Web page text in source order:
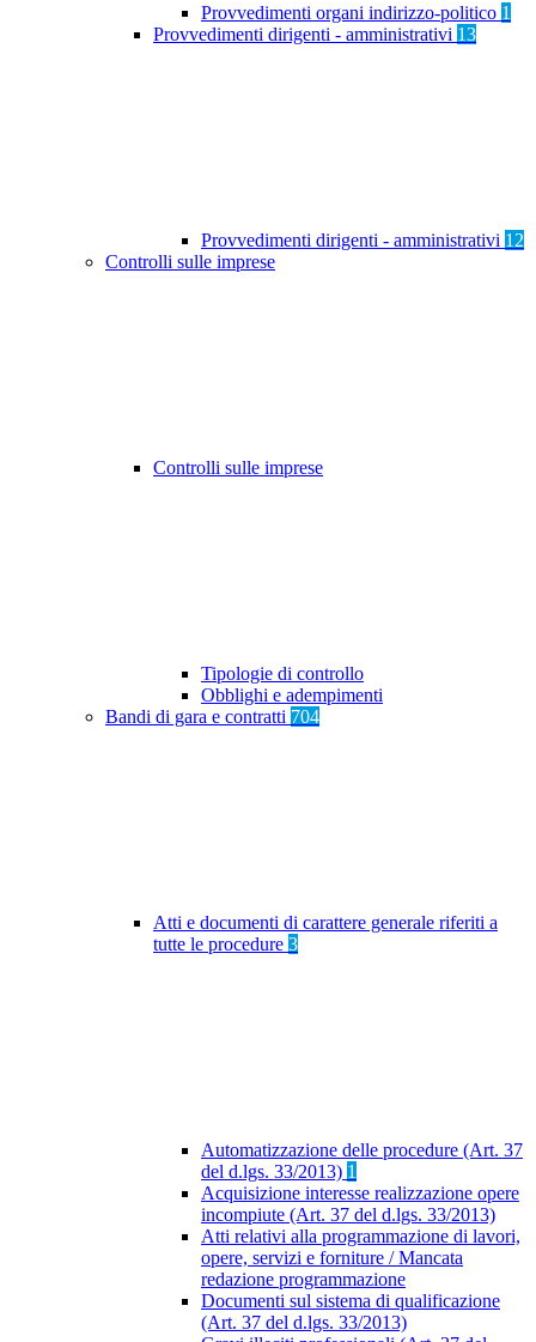
Provvedimenti organi indirizzo-politico 1
Provvedimenti dirigenti - amministrativi 13
Provvedimenti dirigenti - amministrativi 12
Controlli sulle imprese
Controlli sulle imprese
Tipologie di controllo
Obblighi e adempimenti
Bandi di gara e contratti 704
Atti e documenti di carattere generale riferiti a
tutte le procedure 3
Automatizzazione delle procedure (Art. 37
del d.lgs. 33/2013) 1
Acquisizione interesse realizzazione opere
incompiute (Art. 37 del d.lgs. 33/2013)
Atti relativi alla programmazione di lavori,
opere, servizi e forniture / Mancata
redazione programmazione
Documenti sul sistema di qualificazione
(Art. 37 del d.lgs. 33/2013)